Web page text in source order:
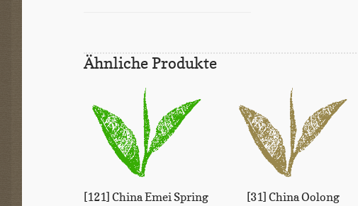
Ähnliche Produkte
[121] China Emei Spring [31] China Oolong